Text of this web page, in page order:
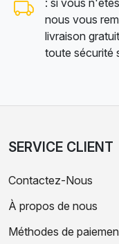
: si vous
nous vous
livraison
toute sécurité
SERVICE CLIENT
Contactez-Nous
À propos de nous
Méthodes de